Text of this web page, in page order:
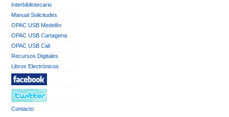
Interbibliotecario
Manual Solicitudes
OPAC USB Medellín
OPAC USB Cartagena
OPAC USB Cali
Recursos Digitales
Libros Electrónicos
Contacto